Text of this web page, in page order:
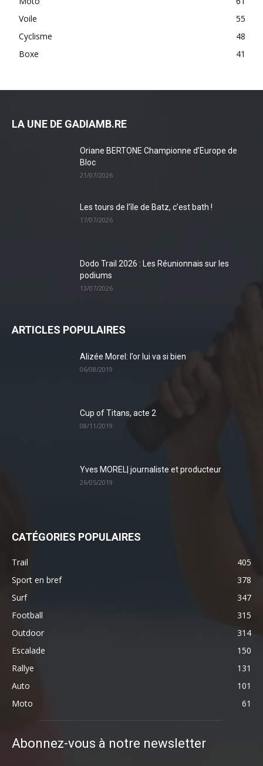
Voile
55
Cyclisme
48
Boxe
41
LA UNE DE GADIAMB.RE
Oriane BERTONE Championne d’Europe de
Bloc
21/07/2026
Les tours de l’île de Batz, c’est bath !
17/07/2026
Dodo Trail 2026 : Les Réunionnais sur les
podiums
13/07/2026
ARTICLES POPULAIRES
Alizée Morel: l’or lui va si bien
06/08/2019
Cup of Titans, acte 2
08/11/2019
Yves MOREL| journaliste et producteur
26/05/2019
CATÉGORIES POPULAIRES
Trail
405
Sport en bref
378
Surf
347
Football
315
Outdoor
314
Escalade
150
Rallye
131
Auto
101
Moto
61
Abonnez-vous à notre newsletter